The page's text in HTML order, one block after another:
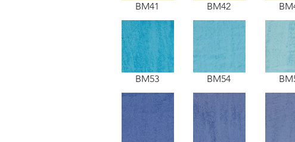
BM41
BM53
BM42
BM54